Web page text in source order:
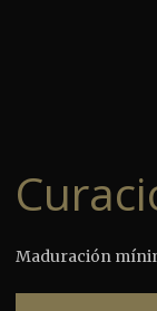
Maduración